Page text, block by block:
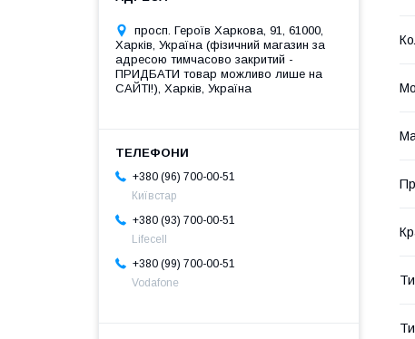
просп. Героїв Харкова, 91, 61000,
Харків, Україна (фізичний магазин за
адресою тимчасово закритий -
ПРИДБАТИ товар можливо лише на
САЙТІ!), Харків, Україна
+380 (96) 700-00-51
Київстар
+380 (93) 700-00-51
Lifecell
+380 (99) 700-00-51
Vodafone